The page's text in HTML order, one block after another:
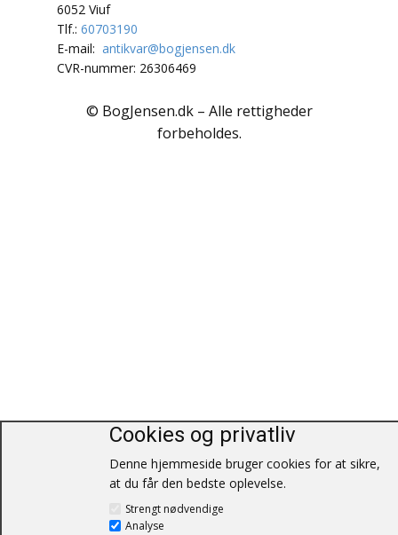
Oldtidskundskab
Ordbøger
Polarlandene
Søfart / Navigation
Sport / Fritid
6052 Viuf
Tlf.: 60703190
E-mail: antikvar@bogjensen.dk
CVR-nummer: 26306469
© BogJensen.dk – Alle rettigheder
forbeholdes.
Cookies og privatliv
Denne hjemmeside bruger cookies for at sikre,
at du får den bedste oplevelse.
Strengt nødvendige
Analyse